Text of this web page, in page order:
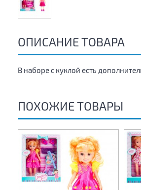
ОПИСАНИЕ ТОВАРА
В наборе с куклой есть
ПОХОЖИЕ ТОВАРЫ